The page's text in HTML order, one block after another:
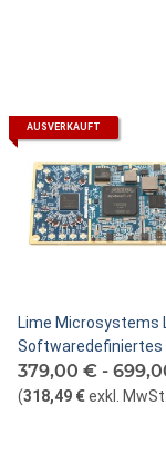
AUSVERKAUFT
Lime Microsystems
Softwaredefiniertes
Source-Radio
379,00 € -
(318,49 €exkl. MwSt.